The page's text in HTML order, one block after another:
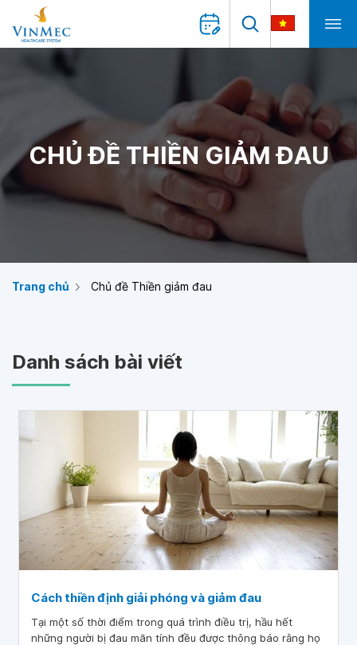
CHỦ ĐỀ THIỀN GIẢM ĐAU
Trang chủ Chủ đề Thiền giảm đau
Danh sách bài viết
Cách thiền định giải phóng và giảm đau
Tại một số thời điểm trong quá trình điều trị, hầu hết
những người bị đau mãn tính đều được thông báo rằng họ